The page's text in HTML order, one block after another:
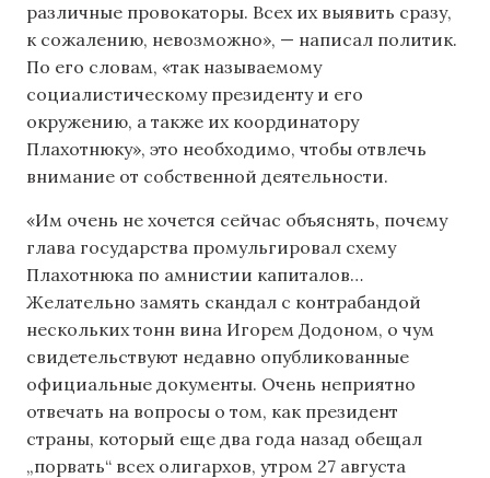
различные провокаторы. Всех их выявить сразу,
к сожалению, невозможно», — написал политик.
По его словам, «так называемому
социалистическому президенту и его
окружению, а также их координатору
Плахотнюку», это необходимо, чтобы отвлечь
внимание от собственной деятельности.
«Им очень не хочется сейчас объяснять, почему
глава государства промульгировал схему
Плахотнюка по амнистии капиталов…
Желательно замять скандал с контрабандой
нескольких тонн вина Игорем Додоном, о чум
свидетельствуют недавно опубликованные
официальные документы. Очень неприятно
отвечать на вопросы о том, как президент
страны, который еще два года назад обещал
„порвать“ всех олигархов, утром 27 августа